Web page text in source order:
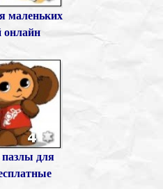
маленьких
онлайн
для